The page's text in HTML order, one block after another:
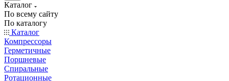
Каталог
По всему сайту
По каталогу
Каталог
Компрессоры
Герметичные
Поршневые
Спиральные
Ротационные